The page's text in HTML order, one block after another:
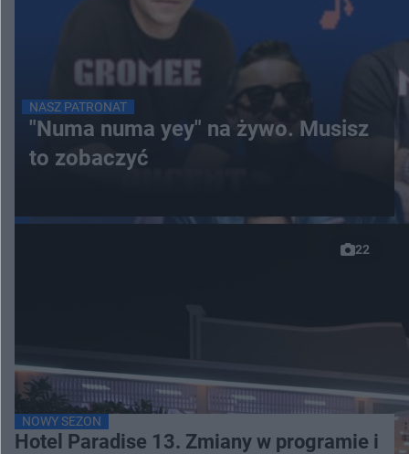
NASZ PATRONAT
"Numa numa yey" na żywo. Musisz
to zobaczyć
22
NOWY SEZON
Hotel Paradise 13. Zmiany w programie i